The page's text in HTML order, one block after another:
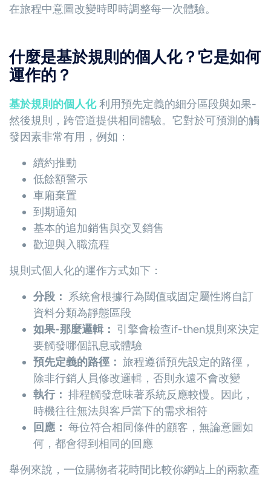
在旅程中意圖改變時即時調整每一次體驗。
什麼是基於規則的個人化？它是如何
運作的？
基於規則的個人化利用預先定義的細分區段與如果-
然後規則，跨管道提供相同體驗。它對於可預測的觸
發因素非常有用，例如：
續約推動
低餘額警示
車廂棄置
到期通知
基本的追加銷售與交叉銷售
歡迎與入職流程
規則式個人化的運作方式如下：
分段： 系統會根據行為閾值或固定屬性將自訂
資料分類為靜態區段
如果-那麼邏輯： 引擎會檢查if-then規則來決定
要觸發哪個訊息或體驗
預先定義的路徑： 旅程遵循預先設定的路徑，
除非行銷人員修改邏輯，否則永遠不會改變
執行： 排程觸發意味著系統反應較慢。因此，
時機往往無法與客戶當下的需求相符
回應： 每位符合相同條件的顧客，無論意圖如
何，都會得到相同的回應
舉例來說，一位購物者花時間比較你網站上的兩款產